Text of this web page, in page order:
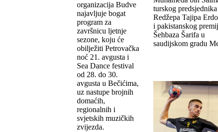
organizacija Budve
najavljuje bogat
program za
završnicu ljetnje
sezone, koju će
obilježiti Petrovačka
noć 21. avgusta i
Sea Dance festival
od 28. do 30.
avgusta u Bečićima,
uz nastupe brojnih
domaćih,
regionalnih i
svjetskih muzičkih
zvijezda.
turskog predsjednika
Redžepa Tajipa
i pakistanskog
Šehbaza Šarifa u
saudijskom gradu